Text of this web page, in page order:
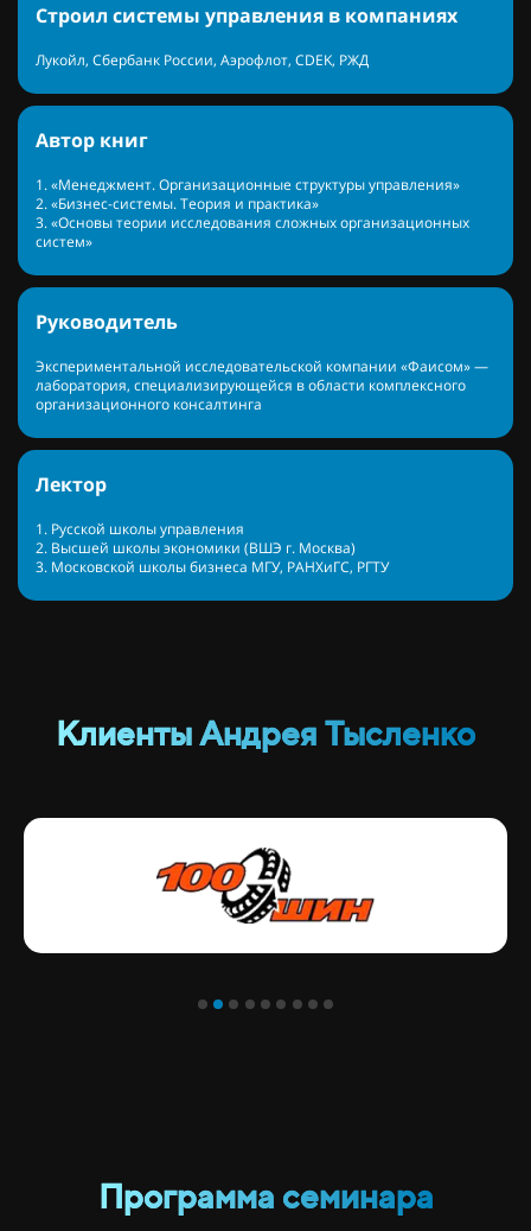
Строил системы управления в компаниях
Лукойл, Сбербанк России, Аэрофлот, CDEK, РЖД
Автор книг
1. «Менеджмент. Организационные структуры управления»
2. «Бизнес-системы. Теория и практика»
3. «Основы теории исследования сложных организационных
систем»
Руководитель
Экспериментальной исследовательской компании «Фаисом» —
лаборатория, специализирующейся в области комплексного
организационного консалтинга
Лектор
1. Русской школы управления
2. Высшей школы экономики (ВШЭ г. Москва)
3. Московской школы бизнеса МГУ, РАНХиГС, РГТУ
Клиенты Андрея Тысленко
Программа семинара